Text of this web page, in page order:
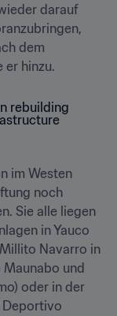
darauf
dem
er hinzu.
im Westen
noch
Sie alle liegen
in Yauco
Navarro in
und
oder in der
Deportivo